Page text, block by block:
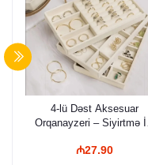
4-lü Dəst Aksesuar
Orqanayzeri – Siyirtmə
Nizamlayıcı Set
₼27.90